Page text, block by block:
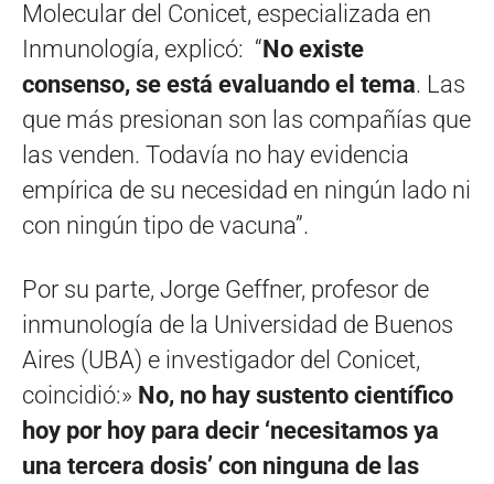
Molecular del Conicet, especializada en
Inmunología, explicó: “No existe
consenso, se está evaluando el tema. Las
que más presionan son las compañías que
las venden. Todavía no hay evidencia
empírica de su necesidad en ningún lado ni
con ningún tipo de vacuna”.
Por su parte, Jorge Geffner, profesor de
inmunología de la Universidad de Buenos
Aires (UBA) e investigador del Conicet,
coincidió:» No, no hay sustento científico
hoy por hoy para decir ‘necesitamos ya
una tercera dosis’ con ninguna de las